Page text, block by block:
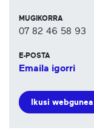
MUGIKORRA
07 82 46 58 93
E-POSTA
Emaila igorri
Ikusi webgunea